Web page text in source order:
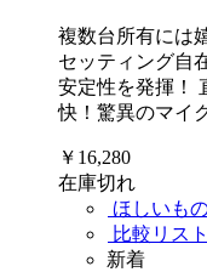
複数台所有には
セッティング自
安定性を発揮！
快！驚異のマイ
￥16,280
在庫切れ
ほしいも
比較リス
新着